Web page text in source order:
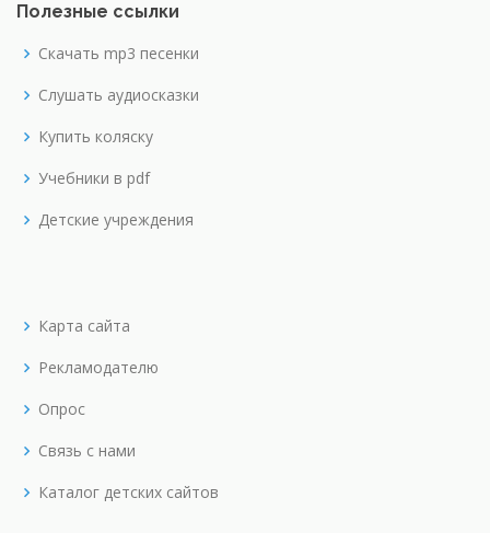
Полезные ссылки
Скачать mp3 песенки
Слушать аудиосказки
Купить коляску
Учебники в pdf
Детские учреждения
Карта сайта
Рекламодателю
Опрос
Связь с нами
Каталог детских сайтов